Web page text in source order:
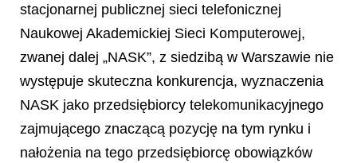
stacjonarnej publicznej sieci telefonicznej
Naukowej Akademickiej Sieci Komputerowej,
zwanej dalej „NASK”, z siedzibą w Warszawie nie
występuje skuteczna konkurencja, wyznaczenia
NASK jako przedsiębiorcy telekomunikacyjnego
zajmującego znaczącą pozycję na tym rynku i
nałożenia na tego przedsiębiorcę obowiązków